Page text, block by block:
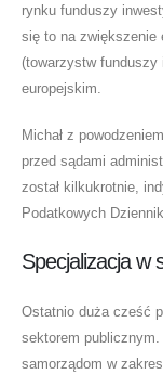
rynku funduszy
się to na zwiększenie
(towarzystw
europejskim.
Michał z
przed sądami
został kilkukrotnie,
Podatkowych
Specjalizacja w
Ostatnio duża cześć
sektorem
samorządom w